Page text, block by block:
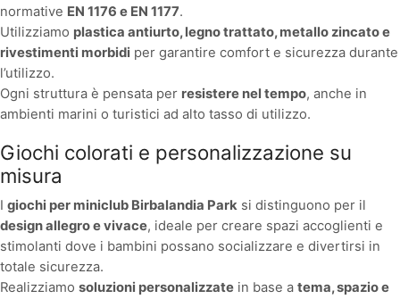
normative EN 1176 e EN 1177.
Utilizziamo plastica antiurto, legno trattato, metallo zincato e
rivestimenti morbidi per garantire comfort e sicurezza durante
l’utilizzo.
Ogni struttura è pensata per resistere nel tempo, anche in
ambienti marini o turistici ad alto tasso di utilizzo.
Giochi colorati e personalizzazione su
misura
I giochi per miniclub Birbalandia Park si distinguono per il
design allegro e vivace, ideale per creare spazi accoglienti e
stimolanti dove i bambini possano socializzare e divertirsi in
totale sicurezza.
Realizziamo soluzioni personalizzate in base a tema, spazio e